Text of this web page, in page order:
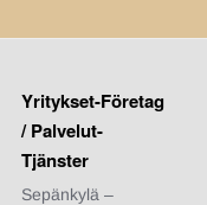
Yritykset-Företag
/ Palvelut-
Tjänster
Sepänkylä –